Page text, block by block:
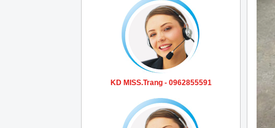
KD MISS.Trang - 0962855591